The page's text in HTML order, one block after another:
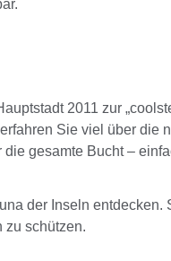
2011 zur
Sie viel über die
gesamte Bucht –
der Inseln entdecken.
zu schützen.